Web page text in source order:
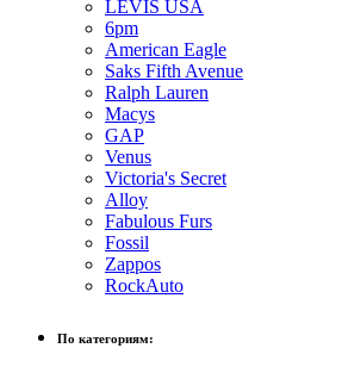
LEVIS USA
6pm
American Eagle
Saks Fifth Avenue
Ralph Lauren
Macys
GAP
Venus
Victoria's Secret
Alloy
Fabulous Furs
Fossil
Zappos
RockAuto
По категориям: